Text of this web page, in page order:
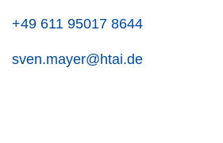
+49 611 95017 8644
sven.mayer@htai.de